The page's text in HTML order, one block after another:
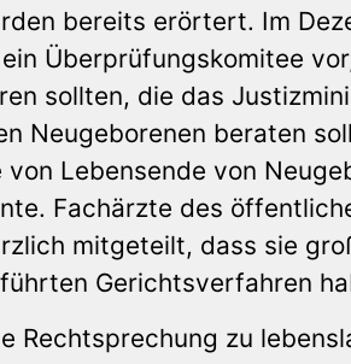
bereits erörtert. Im
Überprüfungskomitee
sollten, die das
Neugeborenen beraten
Lebensende von
Fachärzte des
mitgeteilt, dass sie
Gerichtsverfahren
Rechtsprechung zu